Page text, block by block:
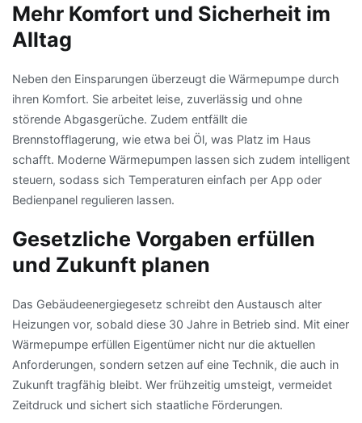
Mehr Komfort und Sicherheit im
Alltag
Neben den Einsparungen überzeugt die Wärmepumpe durch
ihren Komfort. Sie arbeitet leise, zuverlässig und ohne
störende Abgasgerüche. Zudem entfällt die
Brennstofflagerung, wie etwa bei Öl, was Platz im Haus
schafft. Moderne Wärmepumpen lassen sich zudem intelligent
steuern, sodass sich Temperaturen einfach per App oder
Bedienpanel regulieren lassen.
Gesetzliche Vorgaben erfüllen
und Zukunft planen
Das Gebäudeenergiegesetz schreibt den Austausch alter
Heizungen vor, sobald diese 30 Jahre in Betrieb sind. Mit einer
Wärmepumpe erfüllen Eigentümer nicht nur die aktuellen
Anforderungen, sondern setzen auf eine Technik, die auch in
Zukunft tragfähig bleibt. Wer frühzeitig umsteigt, vermeidet
Zeitdruck und sichert sich staatliche Förderungen.